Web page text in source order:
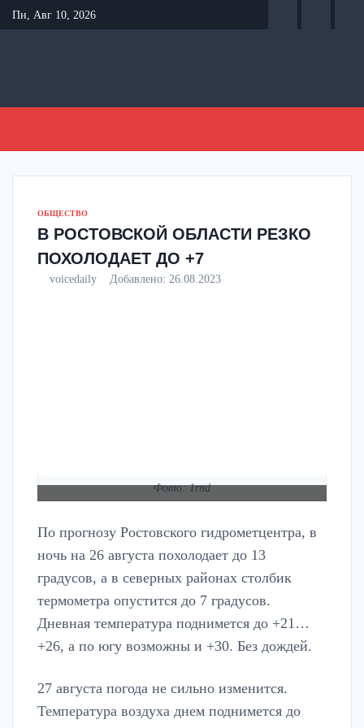
Перейти
к
Пн, Авг 10, 2026
ОБЩЕСТВО
В РОСТОВСКОЙ ОБЛАСТИ РЕЗКО
ПОХОЛОДАЕТ ДО +7
voicedaily Добавлено: 26.08.2023
Фото: 1rnd
По прогнозу Ростовского гидрометцентра, в
ночь на 26 августа похолодает до 13
градусов, а в северных районах столбик
термометра опустится до 7 градусов.
Дневная температура поднимется до +21…
+26, а по югу возможны и +30. Без дождей.
27 августа погода не сильно изменится.
Температура воздуха днем поднимется до